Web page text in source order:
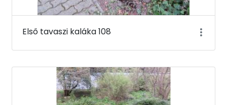
Első tavaszi kaláka 108